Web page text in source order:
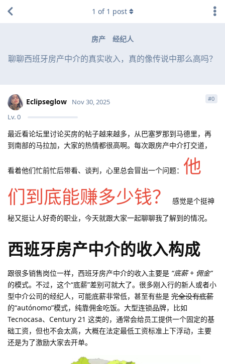
房产 经纪人
聊聊西班牙房产中介的真实收入，真的像传说中那么高吗？
1 of 1 post
Eclipseglow
Lv.0
Nov 30, 2025 #0
最近看论坛里讨论买房的帖子越来越多，从巴塞罗那到马德里，再
到南部的马拉加，大家的热情都很高啊。每次跟房产中介打交道，
看着他们忙前忙后带看、谈判，心里总会冒出一个问题： 他
们到底能赚多少钱？
感觉是个挺神
秘又挺让人好奇的职业，今天就跟大家一起聊聊我了解到的情况。
西班牙房产中介的收入构成
跟很多销售岗位一样，西班牙房产中介的收入主要是 “底薪 + 佣金”
的模式。不过，这个“底薪”差别可就大了。很多刚入行的新人或者小
型中介公司的经纪人，可能底薪非常低，甚至有些是 完全没有底薪
的“autónomo”模式，纯靠佣金吃饭。大型连锁品牌，比如
Tecnocasa、Century 21 这类的，通常会给员工提供一个固定的基
础工资，但也不会太高，大概在法定最低工资标准上下浮动，主要
还是为了激励大家去开单。